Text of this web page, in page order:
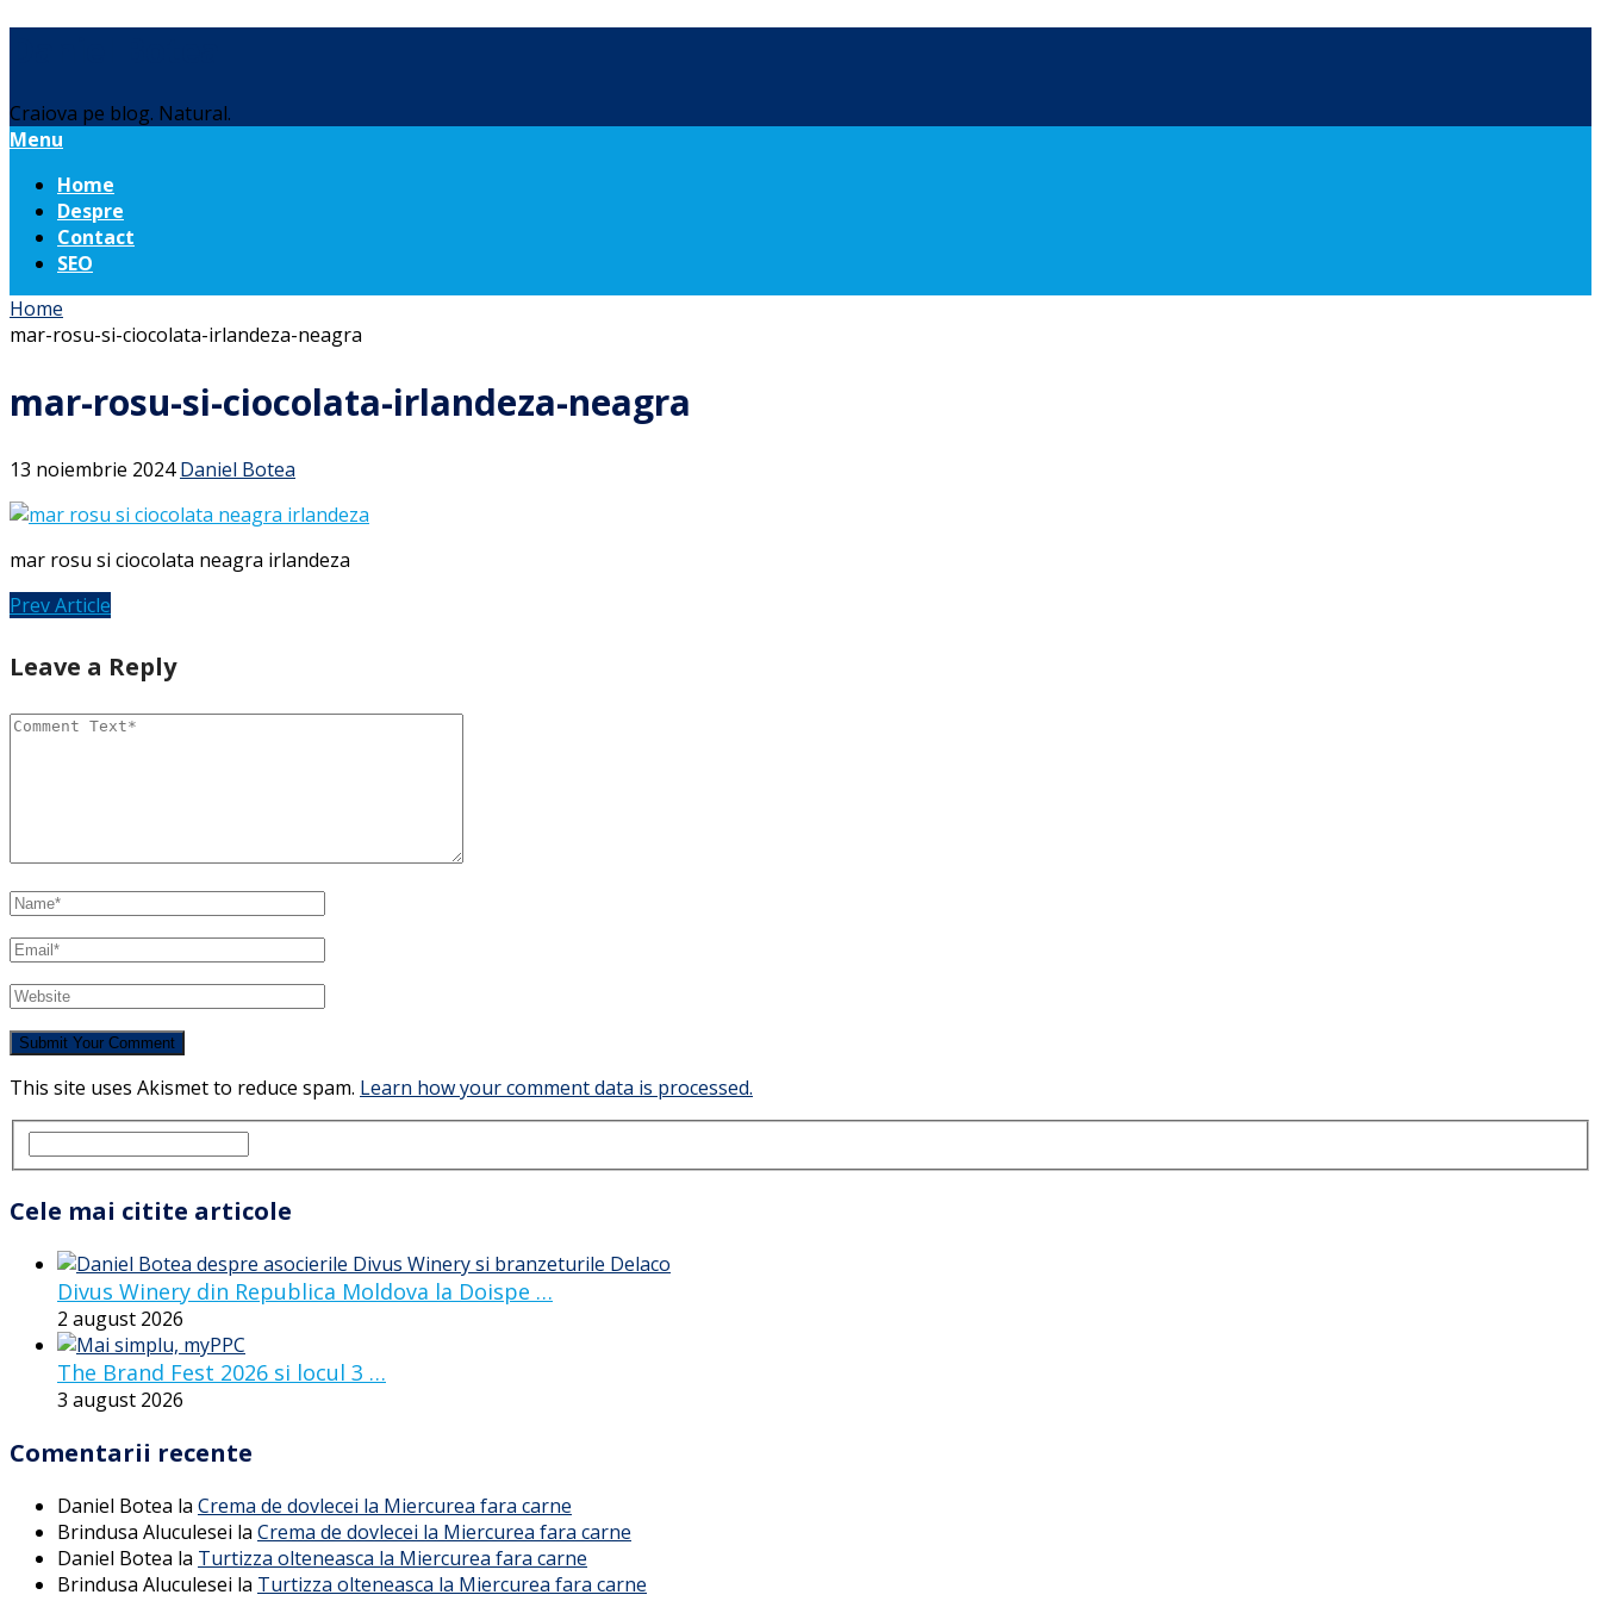
Craiova pe blog. Natural.
Menu
Home
Despre
Contact
SEO
Home
mar-rosu-si-ciocolata-irlandeza-neagra
mar-rosu-si-ciocolata-irlandeza-neagra
13 noiembrie 2024 Daniel Botea
mar rosu si ciocolata neagra irlandeza
Prev Article
Leave a Reply
This site uses Akismet to reduce spam. Learn how your comment data is processed.
Cele mai citite articole
Divus Winery din Republica Moldova la Doispe …
2 august 2026
The Brand Fest 2026 si locul 3 …
3 august 2026
Comentarii recente
Daniel Botea la Crema de dovlecei la Miercurea fara carne
Brindusa Aluculesei la Crema de dovlecei la Miercurea fara carne
Daniel Botea la Turtizza olteneasca la Miercurea fara carne
Brindusa Aluculesei la Turtizza olteneasca la Miercurea fara carne